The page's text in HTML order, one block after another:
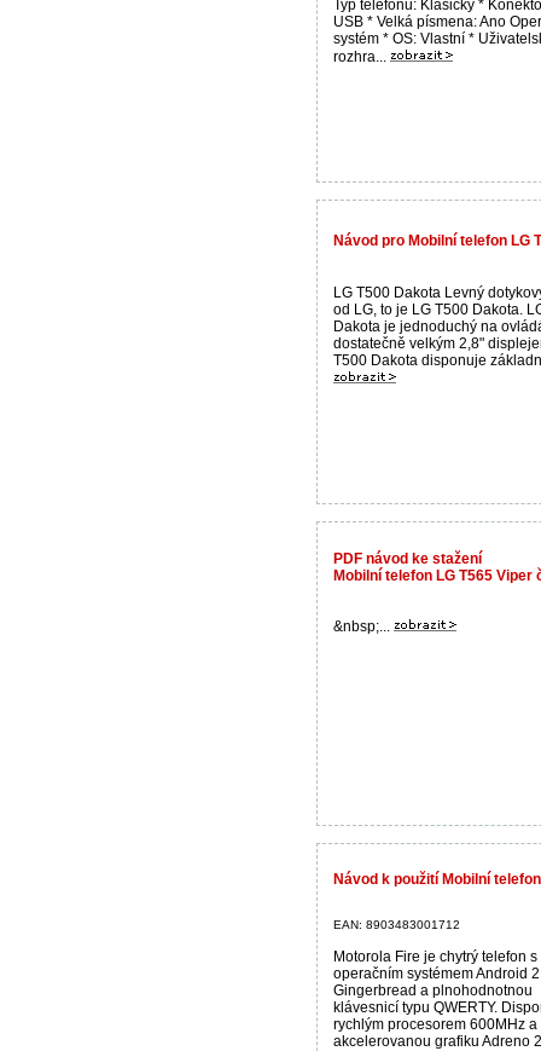
Typ telefonu: Klasický *
USB * Velká písmena: Ano
systém * OS: Vlastní *
rozhra...
Návod pro Mobilní telefon LG
LG T500 Dakota Levný
od LG, to je LG T500 Dakota.
Dakota je jednoduchý na
dostatečně velkým 2,8"
T500 Dakota disponuje
PDF návod ke stažení
Mobilní telefon LG T565 Viper
&nbsp;...
Návod k použití Mobilní
EAN: 8903483001712
Motorola Fire je chytrý telefon s
operačním systémem Android
Gingerbread a plnohodnotnou
klávesnicí typu QWERTY.
rychlým procesorem 600MHz a
akcelerovanou grafiku Adreno